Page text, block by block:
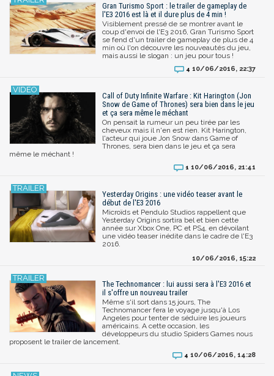
Gran Turismo Sport : le trailer de gameplay de
l'E3 2016 est là et il dure plus de 4 min !
Visiblement pressé de se montrer avant le
coup d'envoi de l'E3 2016, Gran Turismo Sport
se fend d'un trailer de gameplay de plus de 4
min où l'on découvre les nouveautés du jeu,
mais aussi le slogan : un jeu pour tous !
4 10/06/2016, 22:37
Call of Duty Infinite Warfare : Kit Harington (Jon
Snow de Game of Thrones) sera bien dans le jeu
et ça sera même le méchant
On pensait la rumeur un peu tirée par les
cheveux mais il n'en est rien. Kit Harington,
l'acteur qui joue Jon Snow dans Game of
Thrones, sera bien dans le jeu et ça sera
même le méchant !
1 10/06/2016, 21:41
Yesterday Origins : une vidéo teaser avant le
début de l'E3 2016
Microïds et Pendulo Studios rappellent que
Yesterday Origins sortira bel et bien cette
année sur Xbox One, PC et PS4, en dévoilant
une vidéo teaser inédite dans le cadre de l'E3
2016.
10/06/2016, 15:22
The Technomancer : lui aussi sera à l'E3 2016 et
il s'offre un nouveau trailer
Même s'il sort dans 15 jours, The
Technomancer fera le voyage jusqu'à Los
Angeles pour tenter de séduire les joueurs
américains. A cette occasion, les
développeurs du studio Spiders Games nous
proposent le trailer de lancement.
4 10/06/2016, 14:28